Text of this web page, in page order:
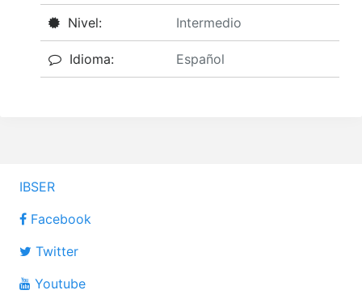
Nivel: Intermedio
Idioma: Español
IBSER
Facebook
Twitter
Youtube